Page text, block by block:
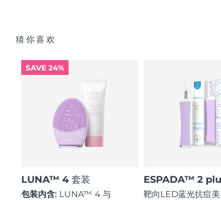
猜你喜欢
SAVE 24%
LUNA™ 4 套装
包装内含: LUNA™ 4 与
ESPADA™ 2
靶向LED蓝光抗痘